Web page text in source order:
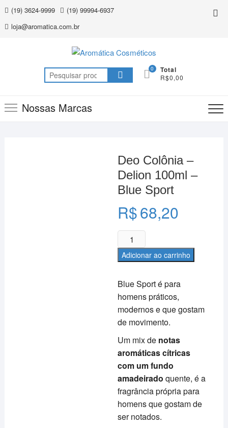
Skip
content
(19) 3624-9999
(19) 99994-6937
loja@aromatica.com.br
Pesquisar
por:
0 Total
R$0,00
Nossas Marcas
Deo Colônia –
Delion 100ml –
Blue Sport
R$68,20
Blue Sport é para
homens práticos,
modernos e que gostam
de movimento.
Um mix de notas
aromáticas cítricas
com um fundo
amadeirado quente, é a
fragrância própria para
homens que gostam de
ser notados.
Deo
Colônia
-
100ml
-
Blue
Sport
Adicionar ao carrinho